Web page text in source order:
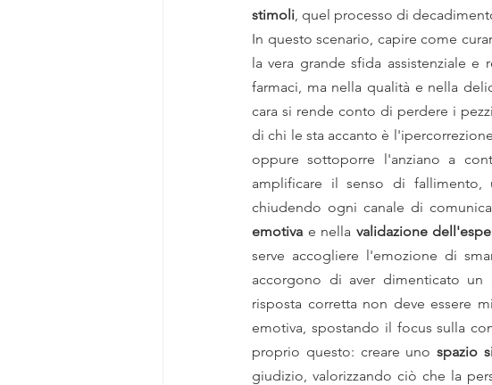
stimoli, quel processo di
In questo scenario, capire come
la vera grande sfida assistenziale
farmaci, ma nella qualità e nella
cara si rende conto di perdere i
di chi le sta accanto è
oppure sottoporre l'anziano a
amplificare il senso di
chiudendo ogni canale di
emotiva e nella validazione
serve accogliere l'emozione di
accorgono di aver dimenticato
risposta corretta non deve essere
emotiva, spostando il focus sulla
proprio questo: creare uno spazio
giudizio, valorizzando ciò che la